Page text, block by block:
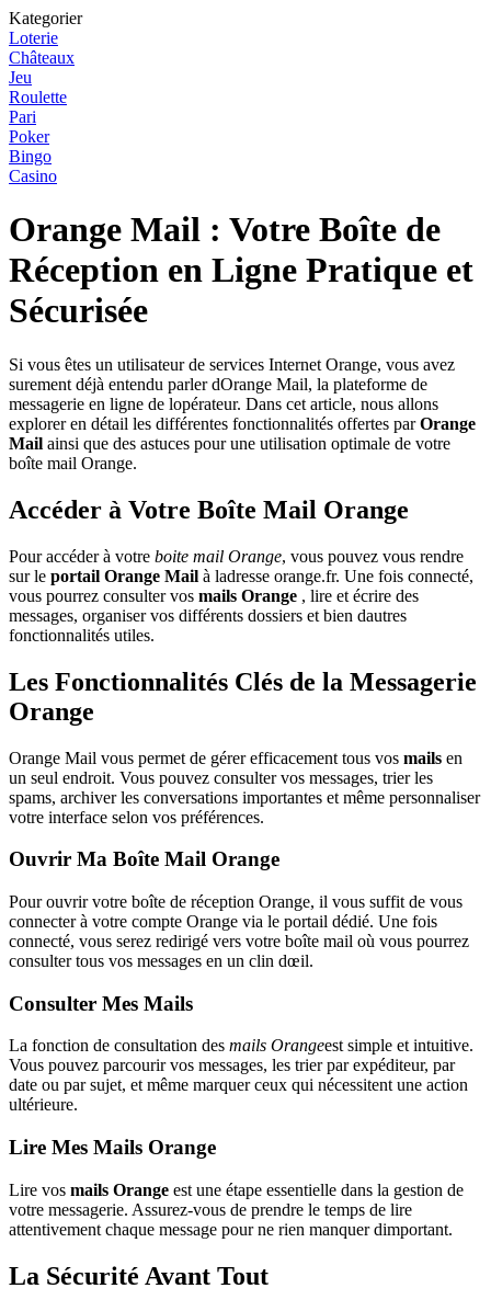
Kategorier
Loterie
Châteaux
Jeu
Roulette
Pari
Poker
Bingo
Casino
Orange Mail : Votre Boîte de
Réception en Ligne Pratique et
Sécurisée
Si vous êtes un utilisateur de services Internet Orange, vous avez
surement déjà entendu parler dOrange Mail, la plateforme de
messagerie en ligne de lopérateur. Dans cet article, nous allons
explorer en détail les différentes fonctionnalités offertes parOrange
Mail ainsi que des astuces pour une utilisation optimale de votre
boîte mail Orange.
Accéder à Votre Boîte Mail Orange
Pour accéder à votre boite mail Orange, vous pouvez vous rendre
sur le portail Orange Mail à ladresse orange.fr. Une fois connecté,
vous pourrez consulter vos mails Orange , lire et écrire des
messages, organiser vos différents dossiers et bien dautres
fonctionnalités utiles.
Les Fonctionnalités Clés de la Messagerie
Orange
Orange Mail vous permet de gérer efficacement tous vos mails en
un seul endroit. Vous pouvez consulter vos messages, trier les
spams, archiver les conversations importantes et même personnaliser
votre interface selon vos préférences.
Ouvrir Ma Boîte Mail Orange
Pour ouvrir votre boîte de réception Orange, il vous suffit de vous
connecter à votre compte Orange via le portail dédié. Une fois
connecté, vous serez redirigé vers votre boîte mail où vous pourrez
consulter tous vos messages en un clin dœil.
Consulter Mes Mails
La fonction de consultation des mails Orangeest simple et intuitive.
Vous pouvez parcourir vos messages, les trier par expéditeur, par
date ou par sujet, et même marquer ceux qui nécessitent une action
ultérieure.
Lire Mes Mails Orange
Lire vos mails Orange est une étape essentielle dans la gestion de
votre messagerie. Assurez-vous de prendre le temps de lire
attentivement chaque message pour ne rien manquer dimportant.
La Sécurité Avant Tout